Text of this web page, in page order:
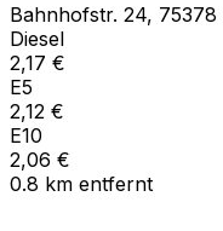
Bahnhofstr. 24, 75378
Diesel
2,17 €
E5
2,12 €
E10
2,06 €
0.8 km entfernt